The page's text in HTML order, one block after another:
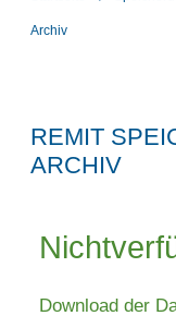
Archiv
REMIT
ARCHIV